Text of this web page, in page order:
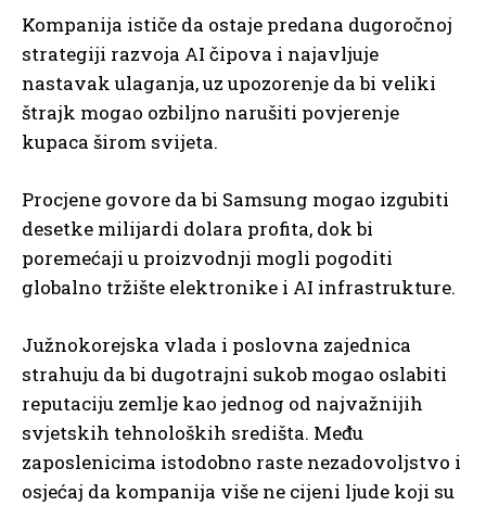
Kompanija ističe da ostaje predana dugoročnoj
strategiji razvoja AI čipova i najavljuje
nastavak ulaganja, uz upozorenje da bi veliki
štrajk mogao ozbiljno narušiti povjerenje
kupaca širom svijeta.
Procjene govore da bi Samsung mogao izgubiti
desetke milijardi dolara profita, dok bi
poremećaji u proizvodnji mogli pogoditi
globalno tržište elektronike i AI infrastrukture.
Južnokorejska vlada i poslovna zajednica
strahuju da bi dugotrajni sukob mogao oslabiti
reputaciju zemlje kao jednog od najvažnijih
svjetskih tehnoloških središta. Među
zaposlenicima istodobno raste nezadovoljstvo i
osjećaj da kompanija više ne cijeni ljude koji su